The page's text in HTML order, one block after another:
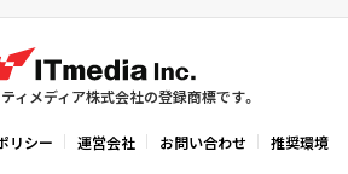
ィメディア株式会社の登録商標です。
リシー 運営会社 お問い合わせ 推奨環境